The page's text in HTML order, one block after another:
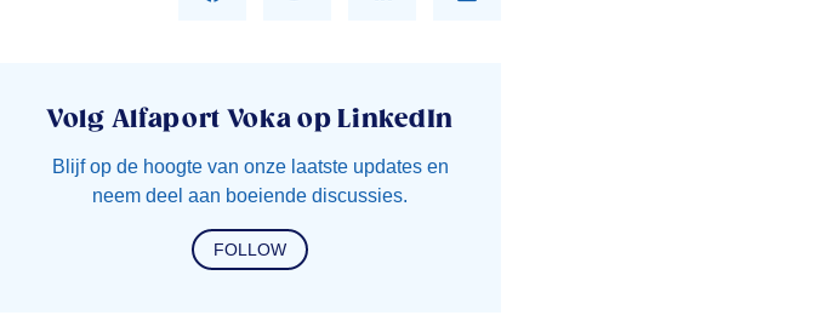
Volg Alfaport Voka op LinkedIn
Blijf op de hoogte van onze laatste updates en
neem deel aan boeiende discussies.
FOLLOW